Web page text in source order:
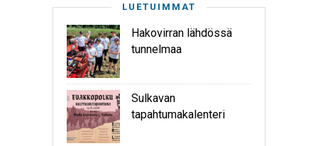
LUETUIMMAT
Hakovirran lähdössä
tunnelmaa
Sulkavan
tapahtumakalenteri